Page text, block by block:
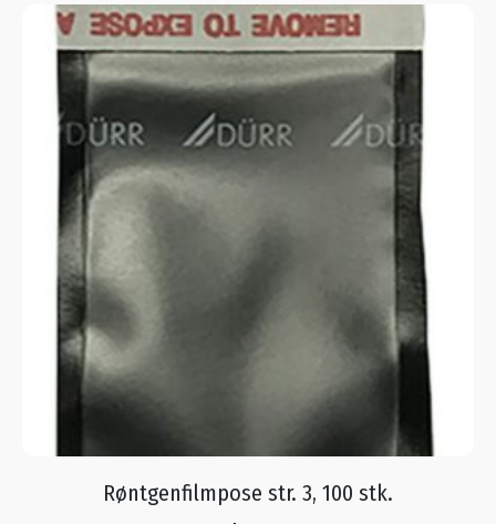
Røntgenfilmpose str. 3, 100 stk.